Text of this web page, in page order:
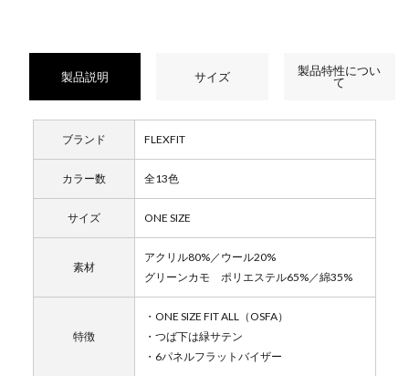
製品説明 サイズ
製品特性につい
て
ブランド FLEXFIT
カラー数 全13色
サイズ ONE SIZE
素材
アクリル80%／ウール20%
グリーンカモ ポリエステル65%／綿35%
特徴
・ONE SIZE FIT ALL（OSFA）
・つば下は緑サテン
・6パネルフラットバイザー